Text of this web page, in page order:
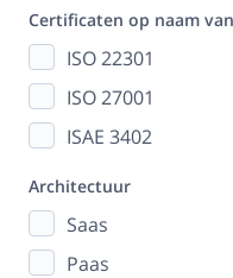
Certificaten op naam
ISO 22301
ISO 27001
ISAE 3402
Architectuur
Saas
Paas